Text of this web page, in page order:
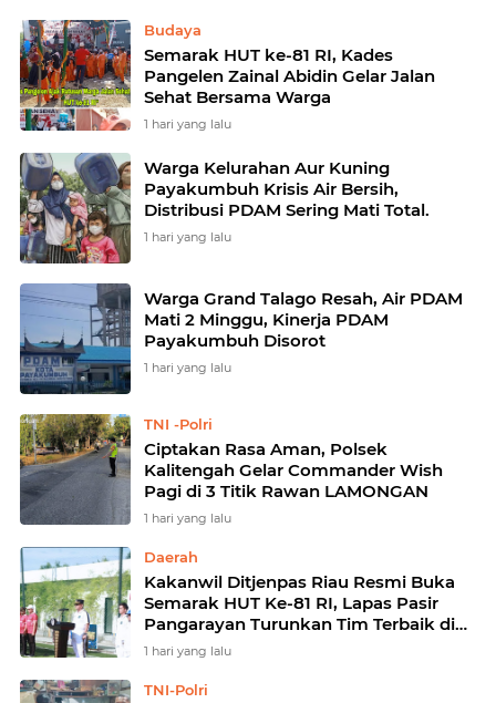
Budaya
Semarak HUT ke-81 RI, Kades
Pangelen Zainal Abidin Gelar Jalan
Sehat Bersama Warga
1 hari yang lalu
Warga Kelurahan Aur Kuning
Payakumbuh Krisis Air Bersih,
Distribusi PDAM Sering Mati Total.
1 hari yang lalu
Warga Grand Talago Resah, Air PDAM
Mati 2 Minggu, Kinerja PDAM
Payakumbuh Disorot
1 hari yang lalu
TNI -Polri
Ciptakan Rasa Aman, Polsek
Kalitengah Gelar Commander Wish
Pagi di 3 Titik Rawan LAMONGAN
1 hari yang lalu
Daerah
Kakanwil Ditjenpas Riau Resmi Buka
Semarak HUT Ke-81 RI, Lapas Pasir
Pangarayan Turunkan Tim Terbaik di
Kakanwil Cup Mini Soccer
1 hari yang lalu
TNI-Polri